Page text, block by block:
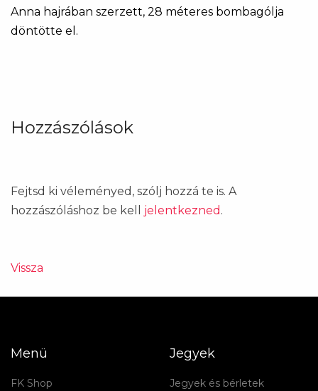
Anna hajrában szerzett, 28 méteres bombagólja
döntötte el.
Hozzászólások
Fejtsd ki véleményed, szólj hozzá te is. A
hozzászóláshoz be kell jelentkezned .
Vissza
Menü
FK Shop
Jegyek
Jegyek és bérletek